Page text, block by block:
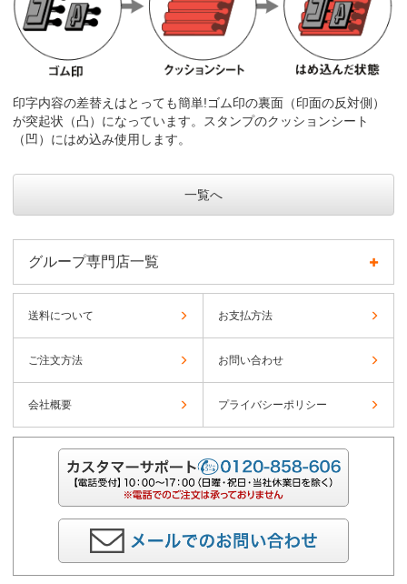
印字内容の差替えはとっても簡単!ゴム印の裏面（印面の反対側）
が突起状（凸）になっています。スタンプのクッションシート
（凹）にはめ込み使用します。
一覧へ
グループ専門店一覧
送料について お支払方法
ご注文方法 お問い合わせ
会社概要 プライバシーポリシー